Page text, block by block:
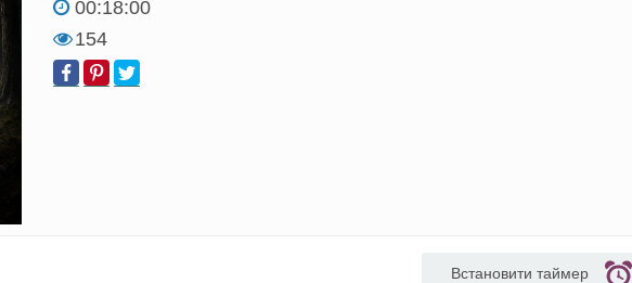
00:18:00
154
Встановити таймер